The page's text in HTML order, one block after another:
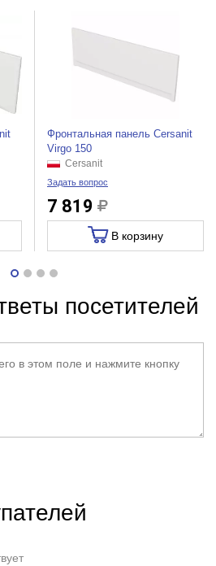
Фронтальная панель Cersanit
Virgo 150
Cersanit
Задать вопрос
7 819
В корзину
посетителей